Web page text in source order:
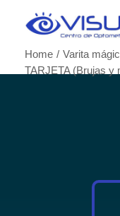
Home
Varita
TARJETA (Brujas y